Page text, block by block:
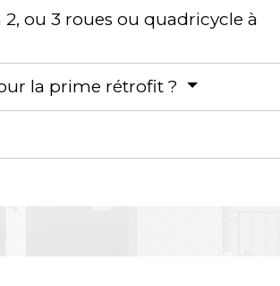
ou 3 roues ou quadricycle à
la prime rétrofit ?